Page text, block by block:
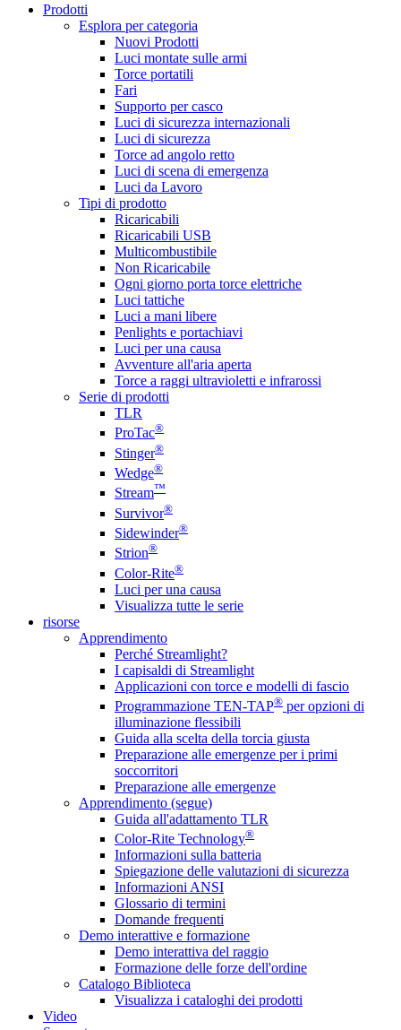
Prodotti
Esplora per categoria
Nuovi Prodotti
Luci montate sulle armi
Torce portatili
Fari
Supporto per casco
Luci di sicurezza internazionali
Luci di sicurezza
Torce ad angolo retto
Luci di scena di emergenza
Luci da Lavoro
Tipi di prodotto
Ricaricabili
Ricaricabili USB
Multicombustibile
Non Ricaricabile
Ogni giorno porta torce elettriche
Luci tattiche
Luci a mani libere
Penlights e portachiavi
Luci per una causa
Avventure all'aria aperta
Torce a raggi ultravioletti e infrarossi
Serie di prodotti
TLR
ProTac®
Stinger®
Wedge®
Stream™
Survivor®
Sidewinder®
Strion®
Color-Rite®
Luci per una causa
Visualizza tutte le serie
risorse
Apprendimento
Perché Streamlight?
I capisaldi di Streamlight
Applicazioni con torce e modelli di fascio
Programmazione TEN-TAP® per opzioni di
illuminazione flessibili
Guida alla scelta della torcia giusta
Preparazione alle emergenze per i primi
soccorritori
Preparazione alle emergenze
Apprendimento (segue)
Guida all'adattamento TLR
Color-Rite Technology®
Informazioni sulla batteria
Spiegazione delle valutazioni di sicurezza
Informazioni ANSI
Glossario di termini
Domande frequenti
Demo interattive e formazione
Demo interattiva del raggio
Formazione delle forze dell'ordine
Catalogo Biblioteca
Visualizza i cataloghi dei prodotti
Video